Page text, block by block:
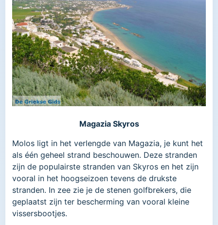
Magazia Skyros
Molos ligt in het verlengde van Magazia, je kunt het
als één geheel strand beschouwen. Deze stranden
zijn de populairste stranden van Skyros en het zijn
vooral in het hoogseizoen tevens de drukste
stranden. In zee zie je de stenen golfbrekers, die
geplaatst zijn ter bescherming van vooral kleine
vissersbootjes.